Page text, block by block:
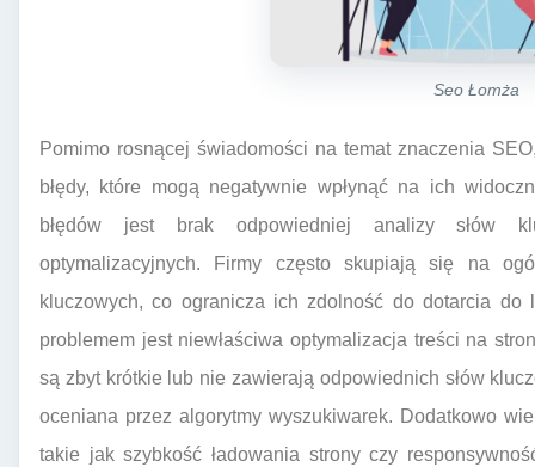
Seo Łomża
Pomimo rosnącej świadomości na temat znaczenia
błędy, które mogą negatywnie wpłynąć na ich
błędów jest brak odpowiedniej analizy słów
optymalizacyjnych. Firmy często skupiają się na
kluczowych, co ogranicza ich zdolność do dotarcia do
problemem jest niewłaściwa optymalizacja treści na
są zbyt krótkie lub nie zawierają odpowiednich słów
oceniana przez algorytmy wyszukiwarek. Dodatkowo
takie jak szybkość ładowania strony czy